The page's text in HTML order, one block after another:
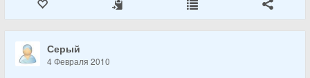
Серый
4 Февраля 2010